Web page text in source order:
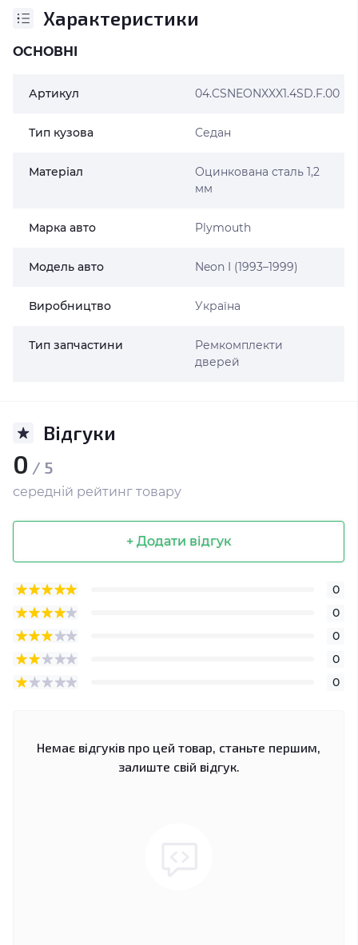
Характеристики
ОСНОВНІ
Артикул 04.CSNEONXXX1.4SD.F.00
Тип кузова Седан
Матеріал
Оцинкована сталь 1,2
мм
Марка авто Plymouth
Модель авто Neon I (1993–1999)
Виробництво Україна
Тип запчастини
Ремкомплекти
дверей
Відгуки
0 / 5
середній рейтинг товару
+ Додати відгук
0
0
0
0
0
Немає відгуків про цей товар, станьте першим,
залиште свій відгук.